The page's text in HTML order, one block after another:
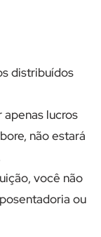
distribuídos
apenas lucros
não estará
você não
ou